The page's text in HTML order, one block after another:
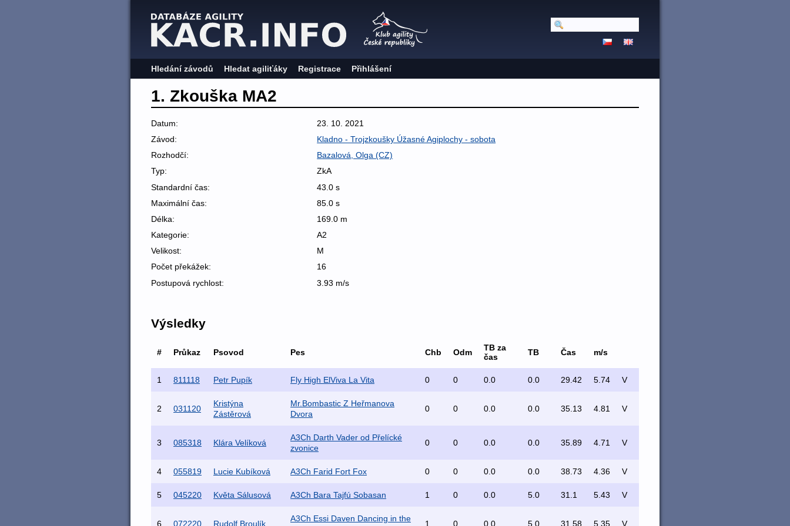
Hledání závodů Hledat agiliťáky Registrace Přihlášení
1. Zkouška MA2
Datum:
23. 10. 2021
Závod:
Kladno - Trojzkoušky Úžasné Agiplochy - sobota
Rozhodčí:
Bazalová, Olga (CZ)
Typ:
ZkA
Standardní čas:
43.0 s
Maximální čas:
85.0 s
Délka:
169.0 m
Kategorie:
A2
Velikost:
M
Počet překážek:
16
Postupová rychlost:
3.93 m/s
Výsledky
# Průkaz Psovod Pes Chb Odm
TB za
čas
TB Čas m/s
1 811118 Petr Pupík Fly High ElViva La Vita 0 0 0.0 0.0 29.42 5.74 V
2 031120
Kristýna
Zástěrová
Mr.Bombastic Z Heřmanova
Dvora
0 0 0.0 0.0 35.13 4.81 V
3 085318 Klára Velíková
A3Ch Darth Vader od Přelícké
zvonice
0 0 0.0 0.0 35.89 4.71 V
4 055819 Lucie Kubíková A3Ch Farid Fort Fox 0 0 0.0 0.0 38.73 4.36 V
5 045220 Květa Sálusová A3Ch Bara Tajfú Sobasan 1 0 0.0 5.0 31.1 5.43 V
6 072220 Rudolf Broulík
A3Ch Essi Daven Dancing in the
1 0 0.0 5.0 31.58 5.35 V